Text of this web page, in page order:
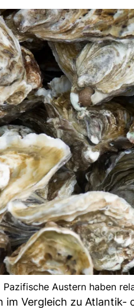
Pazifische Austern haben
im Vergleich zu